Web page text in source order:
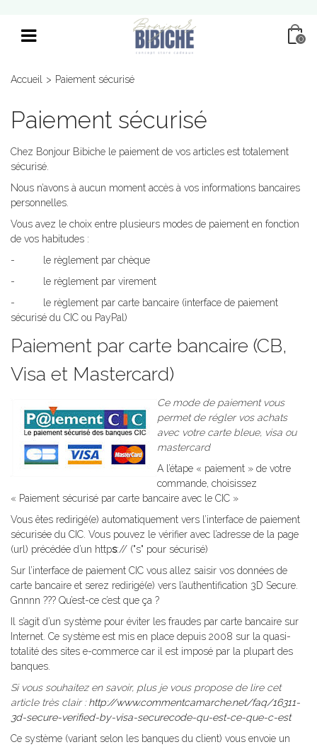
0
Accueil > Paiement sécurisé
Paiement sécurisé
Chez Bonjour Bibiche le paiement de vos articles est totalement
sécurisé.
Nous n’avons à aucun moment accès à vos informations bancaires
personnelles.
Vous avez le choix entre plusieurs modes de paiement en fonction
de vos habitudes :
- le règlement par chèque
- le règlement par virement
- le règlement par carte bancaire (interface de paiement
sécurisé du CIC ou PayPal)
Paiement par carte bancaire (CB,
Visa et Mastercard)
Ce mode de paiement vous
permet de régler vos achats
avec votre carte bleue, visa ou
mastercard
A l’étape « paiement » de votre
commande, choisissez
« Paiement sécurisé par carte bancaire avec le CIC »
Vous êtes redirigé(e) automatiquement vers l’interface de paiement
sécurisée du CIC. Vous pouvez le vérifier avec l’adresse de la page
(url) précédée d’un https:// ("s" pour sécurisé)
Sur l’interface de paiement CIC vous allez saisir vos données de
carte bancaire et serez redirigé(e) vers l’authentification 3D Secure.
Gnnnn ??? Qu’est-ce c’est que ça ?
Il s’agit d’un système pour éviter les fraudes par carte bancaire sur
Internet. Ce système est mis en place depuis 2008 sur la quasi-
totalité des sites e-commerce car il est imposé par la plupart des
banques.
Si vous souhaitez en savoir, plus je vous propose de lire cet
article très clair :http://www.commentcamarche.net/faq/16311-
3d-secure-verified-by-visa-securecode-qu-est-ce-que-c-est
Ce système (variant selon les banques du client) vous envoie un